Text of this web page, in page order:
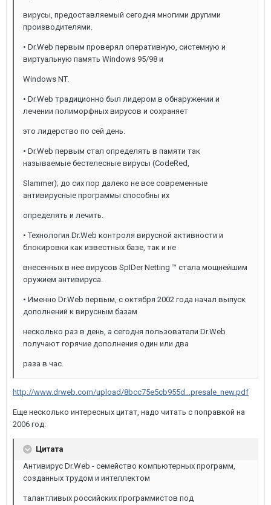
вирусы, предоставляемый сегодня многими другими
производителями.
• Dr.Web первым проверял оперативную, системную и
виртуальную память Windows 95/98 и
Windows NT.
• Dr.Web традиционно был лидером в обнаружении и
лечении полиморфных вирусов и сохраняет
это лидерство по сей день.
• Dr.Web первым стал определять в памяти так
называемые бестелесные вирусы (CodeRed,
Slammer); до сих пор далеко не все современные
антивирусные программы способны их
определять и лечить.
• Технология Dr.Web контроля вирусной активности и
блокировки как известных базе, так и не
внесенных в нее вирусов SpIDer Netting ™ стала мощнейшим
оружием антивируса.
• Именно Dr.Web первым, с октября 2002 года начал выпуск
дополнений к вирусным базам
несколько раз в день, а сегодня пользователи Dr.Web
получают горячие дополнения один или два
раза в час.
http://www.drweb.com/upload/8bcc75e5cb955d...presale_new.pdf
Еще несколько интересных цитат, надо читать с поправкой на
2006 год:
Цитата
Антивирус Dr.Web - семейство компьютерных программ,
созданных трудом и интеллектом
талантливых российских программистов под